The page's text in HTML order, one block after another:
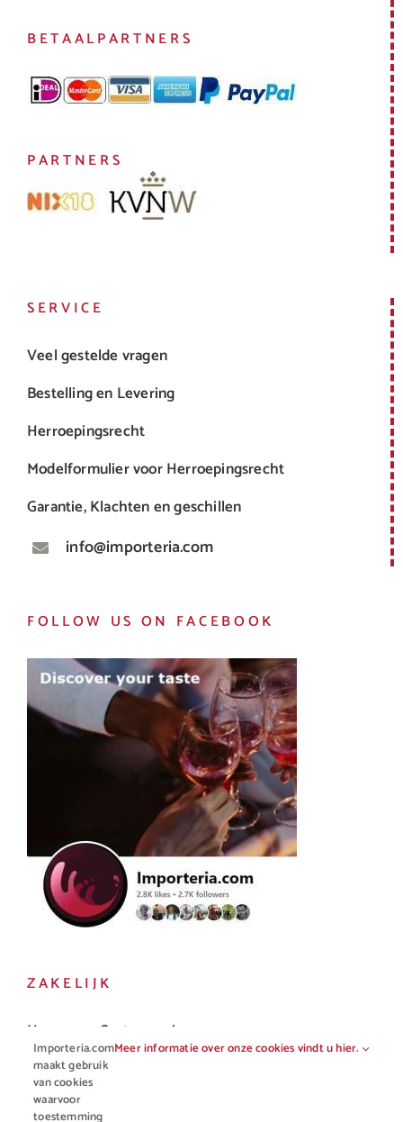
BETAALPARTNERS
PARTNERS
SERVICE
Veel gestelde vragen
Bestelling en Levering
Herroepingsrecht
Modelformulier voor Herroepingsrecht
Garantie, Klachten en geschillen
info@importeria.com
FOLLOW US ON FACEBOOK
ZAKELIJK
Horeca en Gastronomie
Vakhandel
Importeria.com
maakt gebruik
van cookies
waarvoor
toestemming
Meer informatie over onze cookies vindt u hier.